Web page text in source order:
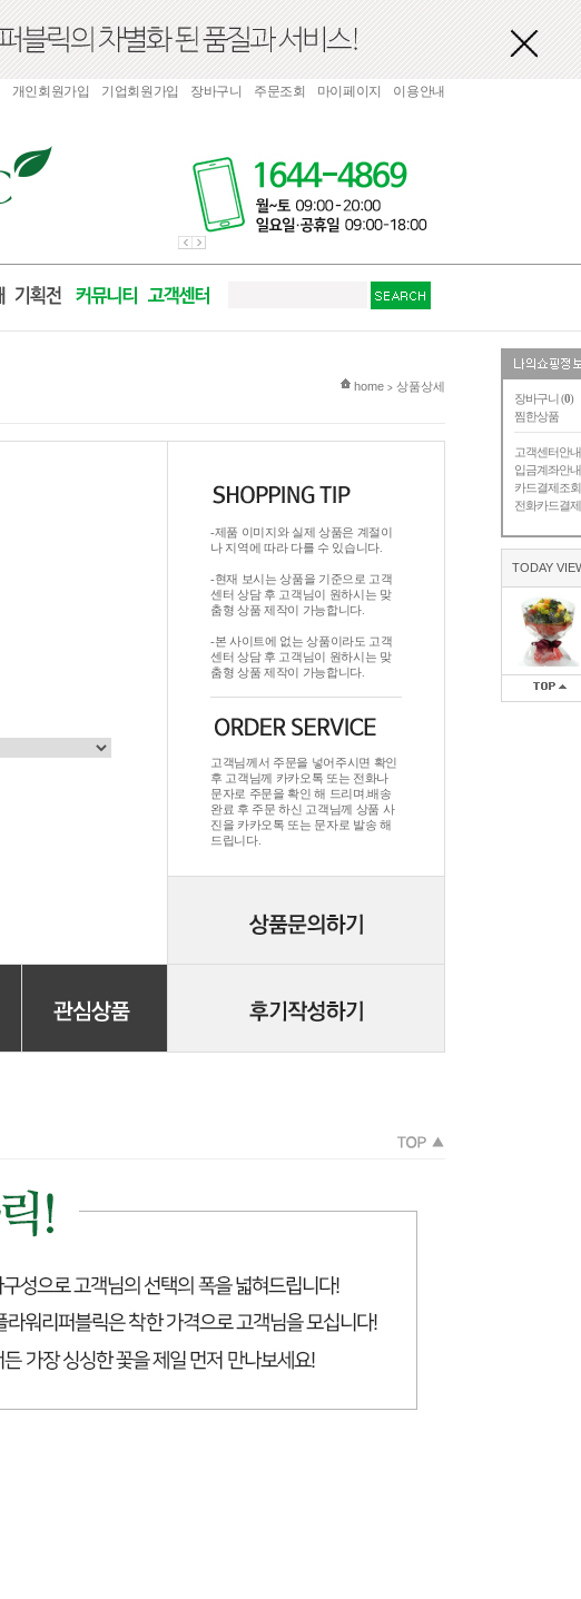
장바구니 (0)
찜한상품
고객센터안내
입금계좌안내
카드결제조회
전화카드결제
TODAY
개인회원가입 기업회원가입 장바구니 주문조회 마이페이지 이용안내
현재 위치
home > 상품상세
-제품 이미지와 실제 상품은 계절이
나 지역에 따라 다를 수 있습니다.
-현재 보시는 상품을 기준으로 고객
센터 상담 후 고객님이 원하시는 맞
춤형 상품 제작이 가능합니다.
-본 사이트에 없는 상품이라도 고객
센터 상담 후 고객님이 원하시는 맞
춤형 상품 제작이 가능합니다.
고객님께서 주문을 넣어주시면 확인
후 고객님께 카카오톡 또는 전화나
문자로 주문을 확인 해 드리며.배송
완료 후 주문 하신 고객님께 상품 사
진을 카카오톡 또는 문자로 발송 해
드립니다.